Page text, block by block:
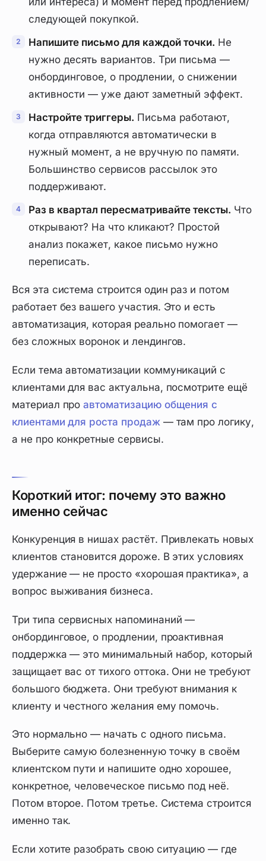
следующей покупкой.
Напишите письмо для каждой точки. Не
нужно десять вариантов. Три письма —
онбординговое, о продлении, о снижении
активности — уже дают заметный эффект.
Настройте триггеры. Письма работают,
когда отправляются автоматически в
нужный момент, а не вручную по памяти.
Большинство сервисов рассылок это
поддерживают.
Раз в квартал пересматривайте тексты. Что
открывают? На что кликают? Простой
анализ покажет, какое письмо нужно
переписать.
Вся эта система строится один раз и потом
работает без вашего участия. Это и есть
автоматизация, которая реально помогает —
без сложных воронок и лендингов.
Если тема автоматизации коммуникаций с
клиентами для вас актуальна, посмотрите ещё
материал проавтоматизацию общения с
клиентами для роста продаж — там про логику,
а не про конкретные сервисы.
Короткий итог: почему это важно
именно сейчас
Конкуренция в нишах растёт. Привлекать новых
клиентов становится дороже. В этих условиях
удержание — не просто «хорошая практика», а
вопрос выживания бизнеса.
Три типа сервисных напоминаний —
онбординговое, о продлении, проактивная
поддержка — это минимальный набор, который
защищает вас от тихого оттока. Они не требуют
большого бюджета. Они требуют внимания к
клиенту и честного желания ему помочь.
Это нормально — начать с одного письма.
Выберите самую болезненную точку в своём
клиентском пути и напишите одно хорошее,
конкретное, человеческое письмо под неё.
Потом второе. Потом третье. Система строится
именно так.
Если хотите разобрать свою ситуацию — где